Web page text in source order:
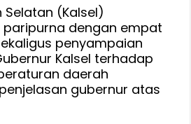
Selatan (Kalsel)
dengan empat
penyampaian
Kalsel terhadap
daerah
gubernur atas